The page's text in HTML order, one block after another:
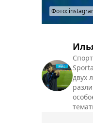
Фото:
двух